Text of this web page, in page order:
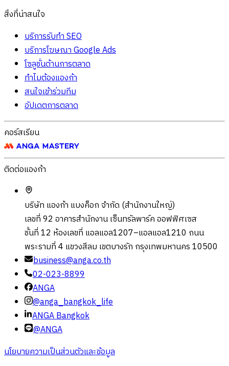
สิ่งที่น่าสนใจ
บริการรับทำ SEO
บริการโฆษณา Google Ads
โซลูชั่นด้านการตลาด
ทำไมต้องแองก้า
สนใจเข้าร่วมทีม
อัปเดตการตลาด
คอร์สเรียน
ติดต่อแองก้า
บริษัท แองก้า แบงค็อก จำกัด (สำนักงานใหญ่)
เลขที่ 92 อาคารสำนักงาน เซ็นทรัลพาร์ค ออฟฟิศเซส
ชั้นที่ 12 ห้องเลขที่ แอลแอล1207–แอลแอล1210 ถนน
พระรามที่ 4 แขวงสีลม เขตบางรัก กรุงเทพมหานคร 10500
business@anga.co.th
02-023-8899
ANGA
@anga_bangkok_life
ANGA Bangkok
@ANGA
นโยบายความเป็นส่วนตัวและข้อมูล